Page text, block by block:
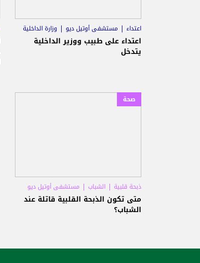
اعتداء مستشفى أوتيل ديو وزارة الداخلية
اعتداء على طبيب ووزير الداخلية
يتدخل
صحة
ذبحة قلبية الشباب مستشفى أوتيل ديو
متى تكون الذبحة القلبية قاتلة عند
الشباب؟